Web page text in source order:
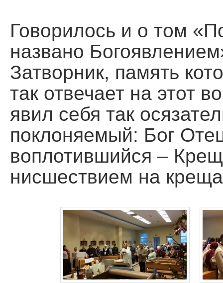
Говорилось и о том
названо
Затворник, память
так отвечает на этот
явил себя так
поклоняемый: Бог
воплотившийся –
нисшествием на